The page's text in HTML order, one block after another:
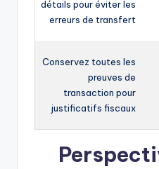
détails pour éviter les
erreurs de transfert
Conservez toutes les
preuves de
transaction pour
justificatifs fiscaux